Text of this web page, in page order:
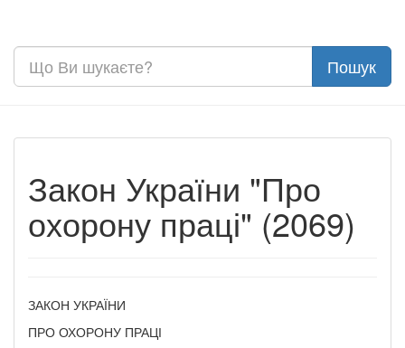
Закон України "Про
охорону праці" (2069)
ЗАКОН УКРАЇНИ
ПРО ОХОРОНУ ПРАЦІ